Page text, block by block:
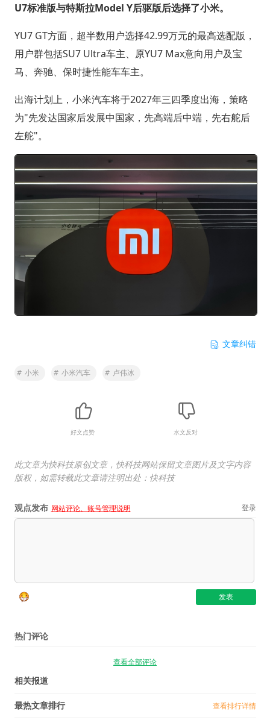
U7标准版与特斯拉Model Y后驱版后选择了小米。
YU7 GT方面，超半数用户选择42.99万元的最高选配版，
用户群包括SU7 Ultra车主、原YU7 Max意向用户及宝
马、奔驰、保时捷性能车车主。
出海计划上，小米汽车将于2027年三四季度出海，策略
为"先发达国家后发展中国家，先高端后中端，先右舵后
左舵"。
文章纠错
# 小米 # 小米汽车 # 卢伟冰
好文点赞 水文反对
此文章为快科技原创文章，快科技网站保留文章图片及文字内容
版权，如需转载此文章请注明出处：快科技
观点发布 网站评论、账号管理说明 登录
热门评论
查看全部评论
相关报道
最热文章排行 查看排行详情